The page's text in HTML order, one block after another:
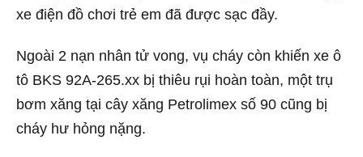
xe điện đồ chơi trẻ em đã được sạc đầy.
Ngoài 2 nạn nhân tử vong, vụ cháy còn khiến xe ô
tô BKS 92A-265.xx bị thiêu rụi hoàn toàn, một trụ
bơm xăng tại cây xăng Petrolimex số 90 cũng bị
cháy hư hỏng nặng.